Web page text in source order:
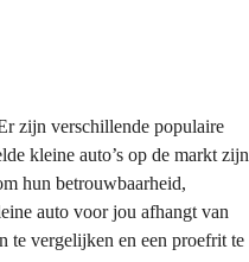
zijn verschillende populaire
kleine auto’s op de markt zijn
hun betrouwbaarheid,
auto voor jou afhangt van
te vergelijken en een proefrit te